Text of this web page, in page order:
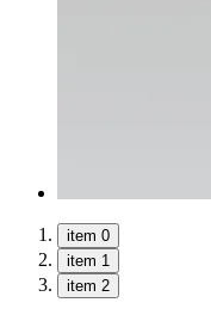
item 0
item 1
item 2